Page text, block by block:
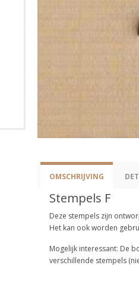
OMSCHRIJVING
Stempels F
Deze stempels zijn
Het kan ook worden
Mogelijk interessant: De
verschillende stempels